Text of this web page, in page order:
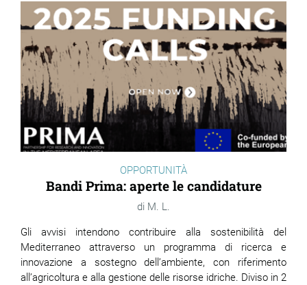
OPPORTUNITÀ
Bandi Prima: aperte le candidature
M. L.
Gli avvisi intendono contribuire alla sostenibilità del
Mediterraneo attraverso un programma di ricerca e
innovazione a sostegno dell’ambiente, con riferimento
all’agricoltura e alla gestione delle risorse idriche. Diviso in 2